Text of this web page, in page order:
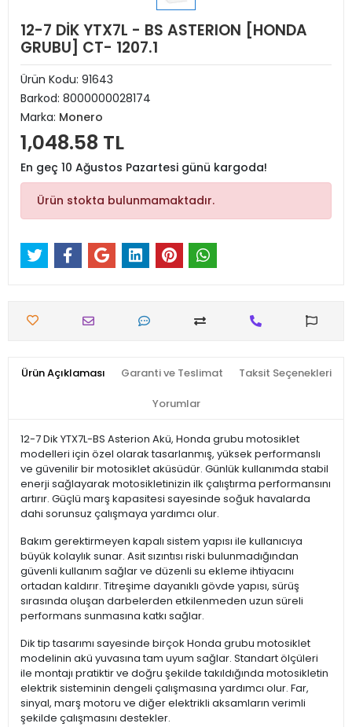
12-7 DİK YTX7L - BS ASTERION [HONDA
GRUBU] CT- 1207.1
Ürün Kodu: 91643
Barkod: 8000000028174
Marka: Monero
1,048.58 TL
En geç 10 Ağustos Pazartesi günü kargoda!
Ürün stokta bulunmamaktadır.
Ürün Açıklaması Garanti ve Teslimat Taksit Seçenekleri
Yorumlar
12-7 Dik YTX7L-BS Asterion Akü, Honda grubu motosiklet
modelleri için özel olarak tasarlanmış, yüksek performanslı
ve güvenilir bir motosiklet aküsüdür. Günlük kullanımda stabil
enerji sağlayarak motosikletinizin ilk çalıştırma performansını
artırır. Güçlü marş kapasitesi sayesinde soğuk havalarda
dahi sorunsuz çalışmaya yardımcı olur.
Bakım gerektirmeyen kapalı sistem yapısı ile kullanıcıya
büyük kolaylık sunar. Asit sızıntısı riski bulunmadığından
güvenli kullanım sağlar ve düzenli su ekleme ihtiyacını
ortadan kaldırır. Titreşime dayanıklı gövde yapısı, sürüş
sırasında oluşan darbelerden etkilenmeden uzun süreli
performans sunmasına katkı sağlar.
Dik tip tasarımı sayesinde birçok Honda grubu motosiklet
modelinin akü yuvasına tam uyum sağlar. Standart ölçüleri
ile montajı pratiktir ve doğru şekilde takıldığında motosikletin
elektrik sisteminin dengeli çalışmasına yardımcı olur. Far,
sinyal, marş motoru ve diğer elektrikli aksamların verimli
şekilde çalışmasını destekler.